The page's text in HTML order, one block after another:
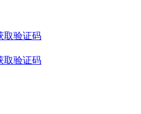
取验证码
取验证码